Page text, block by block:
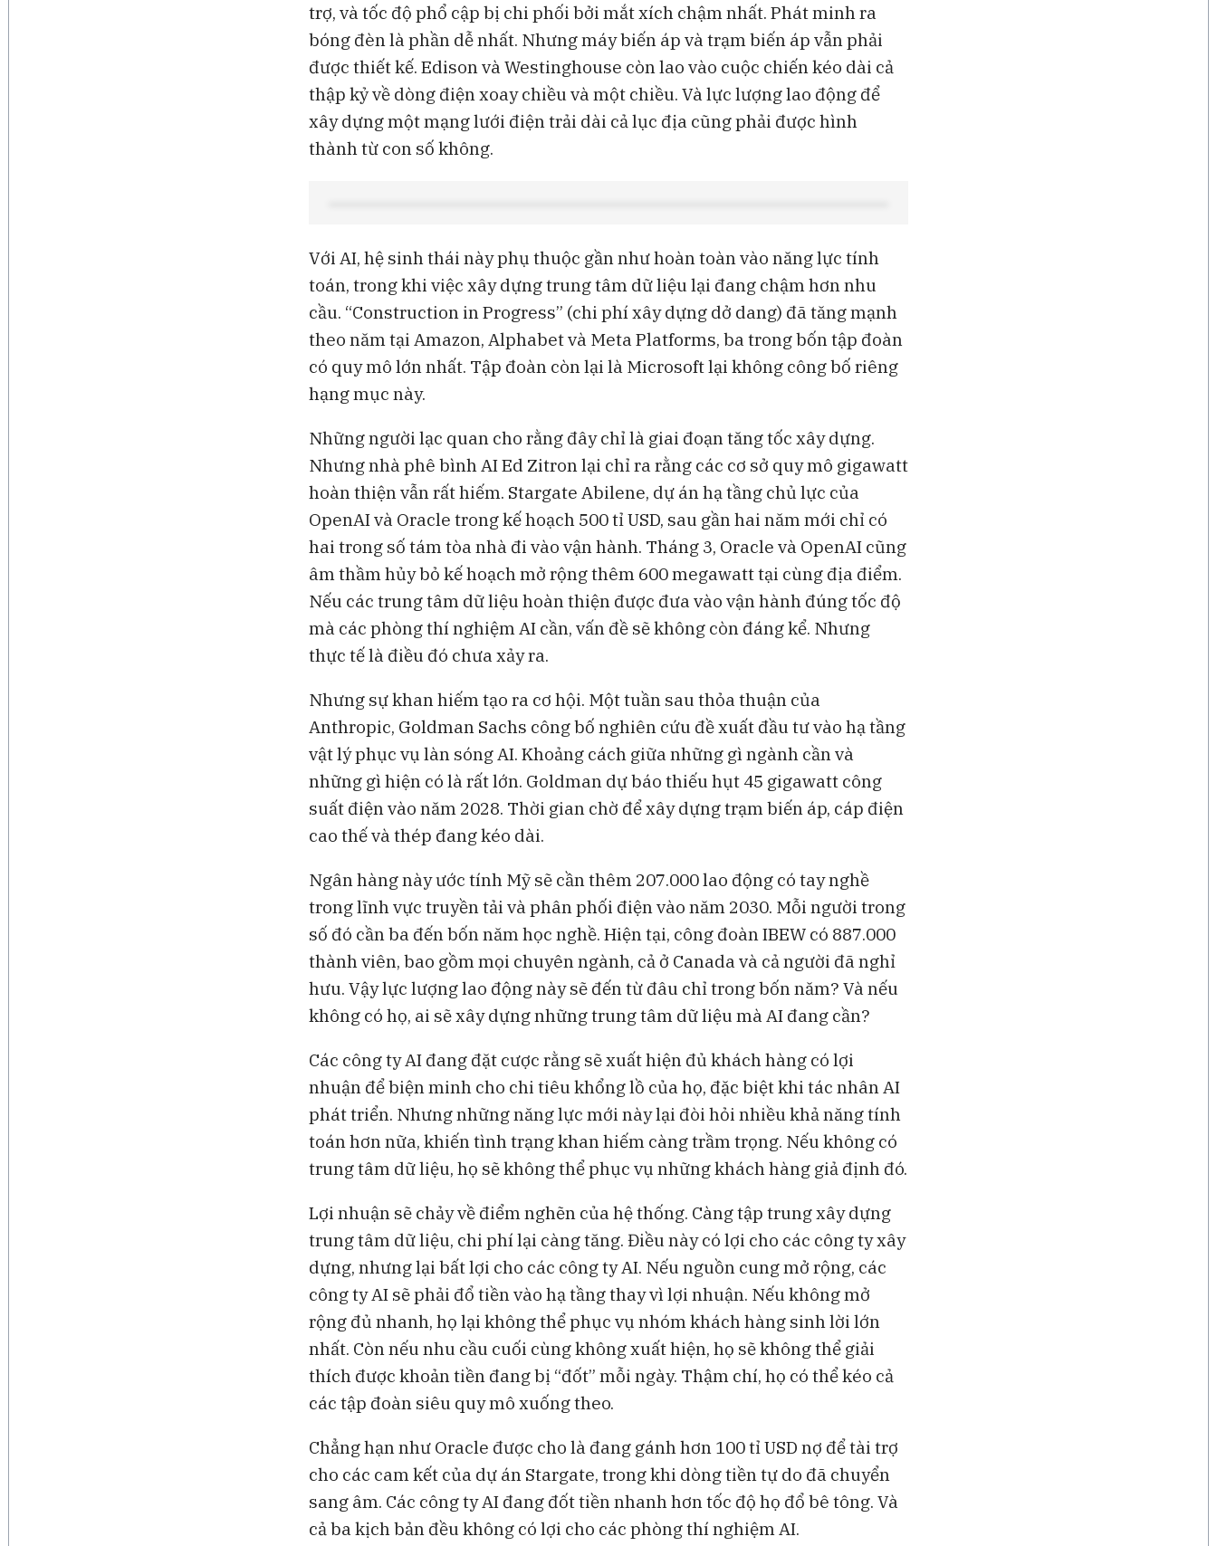
trợ, và tốc độ phổ cập bị chi phối bởi mắt xích chậm nhất. Phát minh ra
bóng đèn là phần dễ nhất. Nhưng máy biến áp và trạm biến áp vẫn phải
được thiết kế. Edison và Westinghouse còn lao vào cuộc chiến kéo dài cả
thập kỷ về dòng điện xoay chiều và một chiều. Và lực lượng lao động để
xây dựng một mạng lưới điện trải dài cả lục địa cũng phải được hình
thành từ con số không.
Với AI, hệ sinh thái này phụ thuộc gần như hoàn toàn vào năng lực tính
toán, trong khi việc xây dựng trung tâm dữ liệu lại đang chậm hơn nhu
cầu. “Construction in Progress” (chi phí xây dựng dở dang) đã tăng mạnh
theo năm tại Amazon, Alphabet và Meta Platforms, ba trong bốn tập đoàn
có quy mô lớn nhất. Tập đoàn còn lại là Microsoft lại không công bố riêng
hạng mục này.
Những người lạc quan cho rằng đây chỉ là giai đoạn tăng tốc xây dựng.
Nhưng nhà phê bình AI Ed Zitron lại chỉ ra rằng các cơ sở quy mô gigawatt
hoàn thiện vẫn rất hiếm. Stargate Abilene, dự án hạ tầng chủ lực của
OpenAI và Oracle trong kế hoạch 500 tỉ USD, sau gần hai năm mới chỉ có
hai trong số tám tòa nhà đi vào vận hành. Tháng 3, Oracle và OpenAI cũng
âm thầm hủy bỏ kế hoạch mở rộng thêm 600 megawatt tại cùng địa điểm.
Nếu các trung tâm dữ liệu hoàn thiện được đưa vào vận hành đúng tốc độ
mà các phòng thí nghiệm AI cần, vấn đề sẽ không còn đáng kể. Nhưng
thực tế là điều đó chưa xảy ra.
Nhưng sự khan hiếm tạo ra cơ hội. Một tuần sau thỏa thuận của
Anthropic, Goldman Sachs công bố nghiên cứu đề xuất đầu tư vào hạ tầng
vật lý phục vụ làn sóng AI. Khoảng cách giữa những gì ngành cần và
những gì hiện có là rất lớn. Goldman dự báo thiếu hụt 45 gigawatt công
suất điện vào năm 2028. Thời gian chờ để xây dựng trạm biến áp, cáp điện
cao thế và thép đang kéo dài.
Ngân hàng này ước tính Mỹ sẽ cần thêm 207.000 lao động có tay nghề
trong lĩnh vực truyền tải và phân phối điện vào năm 2030. Mỗi người trong
số đó cần ba đến bốn năm học nghề. Hiện tại, công đoàn IBEW có 887.000
thành viên, bao gồm mọi chuyên ngành, cả ở Canada và cả người đã nghỉ
hưu. Vậy lực lượng lao động này sẽ đến từ đâu chỉ trong bốn năm? Và nếu
không có họ, ai sẽ xây dựng những trung tâm dữ liệu mà AI đang cần?
Các công ty AI đang đặt cược rằng sẽ xuất hiện đủ khách hàng có lợi
nhuận để biện minh cho chi tiêu khổng lồ của họ, đặc biệt khi tác nhân AI
phát triển. Nhưng những năng lực mới này lại đòi hỏi nhiều khả năng tính
toán hơn nữa, khiến tình trạng khan hiếm càng trầm trọng. Nếu không có
trung tâm dữ liệu, họ sẽ không thể phục vụ những khách hàng giả định đó.
Lợi nhuận sẽ chảy về điểm nghẽn của hệ thống. Càng tập trung xây dựng
trung tâm dữ liệu, chi phí lại càng tăng. Điều này có lợi cho các công ty xây
dựng, nhưng lại bất lợi cho các công ty AI. Nếu nguồn cung mở rộng, các
công ty AI sẽ phải đổ tiền vào hạ tầng thay vì lợi nhuận. Nếu không mở
rộng đủ nhanh, họ lại không thể phục vụ nhóm khách hàng sinh lời lớn
nhất. Còn nếu nhu cầu cuối cùng không xuất hiện, họ sẽ không thể giải
thích được khoản tiền đang bị “đốt” mỗi ngày. Thậm chí, họ có thể kéo cả
các tập đoàn siêu quy mô xuống theo.
Chẳng hạn như Oracle được cho là đang gánh hơn 100 tỉ USD nợ để tài trợ
cho các cam kết của dự án Stargate, trong khi dòng tiền tự do đã chuyển
sang âm. Các công ty AI đang đốt tiền nhanh hơn tốc độ họ đổ bê tông. Và
cả ba kịch bản đều không có lợi cho các phòng thí nghiệm AI.